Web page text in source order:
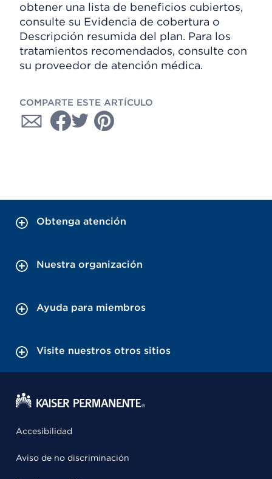
obtener una lista de beneficios cubiertos,
consulte su Evidencia de cobertura o
Descripción resumida del plan. Para los
tratamientos recomendados, consulte con
su proveedor de atención médica.
COMPARTE ESTE ARTÍCULO
Obtenga atención
Nuestra organización
Ayuda para miembros
Visite nuestros otros sitios
Accesibilidad
Aviso de no discriminación